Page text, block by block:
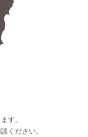
す。
ください。